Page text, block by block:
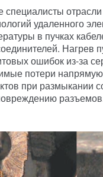
специалисты
удаленного
в пучках
Нагрев
ошибок из-за
потери
при размыкании